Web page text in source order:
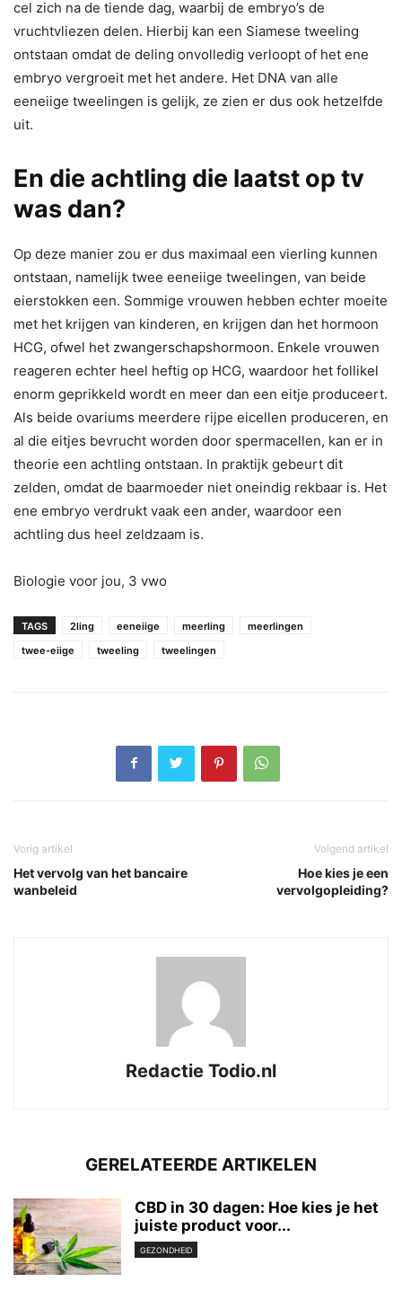
cel zich na de tiende dag, waarbij de embryo’s de
vruchtvliezen delen. Hierbij kan een Siamese tweeling
ontstaan omdat de deling onvolledig verloopt of het ene
embryo vergroeit met het andere. Het DNA van alle
eeneiige tweelingen is gelijk, ze zien er dus ook hetzelfde
uit.
En die achtling die laatst op tv
was dan?
Op deze manier zou er dus maximaal een vierling kunnen
ontstaan, namelijk twee eeneiige tweelingen, van beide
eierstokken een. Sommige vrouwen hebben echter moeite
met het krijgen van kinderen, en krijgen dan het hormoon
HCG, ofwel het zwangerschapshormoon. Enkele vrouwen
reageren echter heel heftig op HCG, waardoor het follikel
enorm geprikkeld wordt en meer dan een eitje produceert.
Als beide ovariums meerdere rijpe eicellen produceren, en
al die eitjes bevrucht worden door spermacellen, kan er in
theorie een achtling ontstaan. In praktijk gebeurt dit
zelden, omdat de baarmoeder niet oneindig rekbaar is. Het
ene embryo verdrukt vaak een ander, waardoor een
achtling dus heel zeldzaam is.
Biologie voor jou, 3 vwo
TAGS 2ling eeneiige meerling
meerlingen
twee-eiige
tweeling tweelingen
Vorig artikel
Het vervolg van het bancaire
wanbeleid
Volgend artikel
Hoe kies je een
vervolgopleiding?
Redactie Todio.nl
GERELATEERDE ARTIKELEN
CBD in 30 dagen: Hoe kies je het
juiste product voor...
GEZONDHEID